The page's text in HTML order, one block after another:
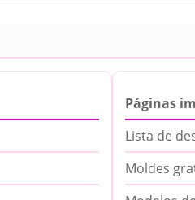
Páginas
Lista de
Moldes